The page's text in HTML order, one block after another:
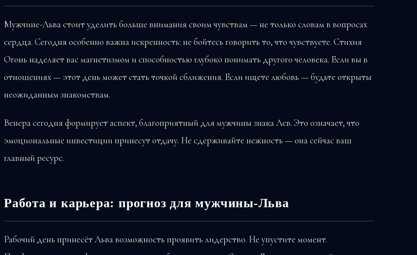
Мужчине-Льва стоит уделить больше внимания своим чувствам — не только словам в вопросах
сердца. Сегодня особенно важна искренность: не бойтесь говорить то, что чувствуете. Стихия
Огонь наделяет вас магнетизмом и способностью глубоко понимать другого человека. Если вы в
отношениях — этот день может стать точкой сближения. Если ищете любовь — будьте открыты
неожиданным знакомствам.
Венера сегодня формирует аспект, благоприятный для мужчины знака Лев. Это означает, что
эмоциональные инвестиции принесут отдачу. Не сдерживайте нежность — она сейчас ваш
главный ресурс.
Работа и карьера: прогноз для мужчины-Льва
Рабочий день принесёт Льва возможность проявить лидерство. Не упустите момент.